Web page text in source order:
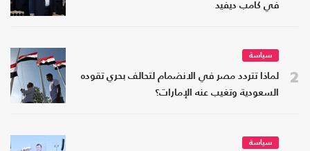
في كامب ديفيد
2
سياسة
لماذا تتردد مصر في الانضمام لتحالف بحري تقوده
السعودية وتغيب عنه الإمارات؟
سياسة